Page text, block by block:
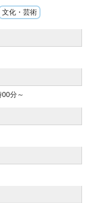
文化・芸術
分～